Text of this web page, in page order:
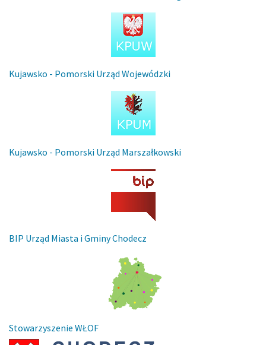
Kujawsko - Pomorski Urząd Wojewódzki
Kujawsko - Pomorski Urząd Marszałkowski
BIP Urząd Miasta i Gminy Chodecz
Stowarzyszenie WŁOF